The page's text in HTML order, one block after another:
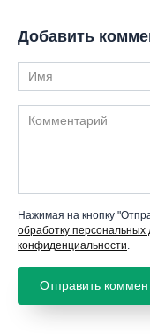
Добавить
Имя
Комментарий
Нажимая на кнопку
обработку персональных
конфиденциальности.